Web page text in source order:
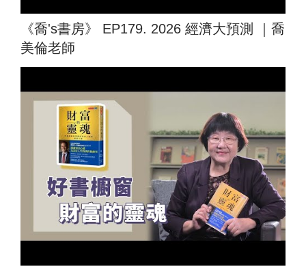
《喬's書房》 EP179. 2026 經濟大預測 ｜喬
美倫老師